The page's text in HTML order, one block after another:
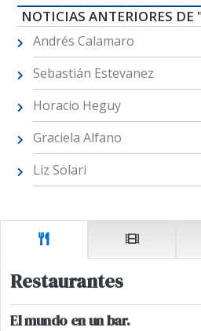
NOTICIAS ANTERIORES
Andrés Calamaro
Sebastián Estevanez
Horacio Heguy
Graciela Alfano
Liz Solari
Restaurantes
El mundo en un bar.